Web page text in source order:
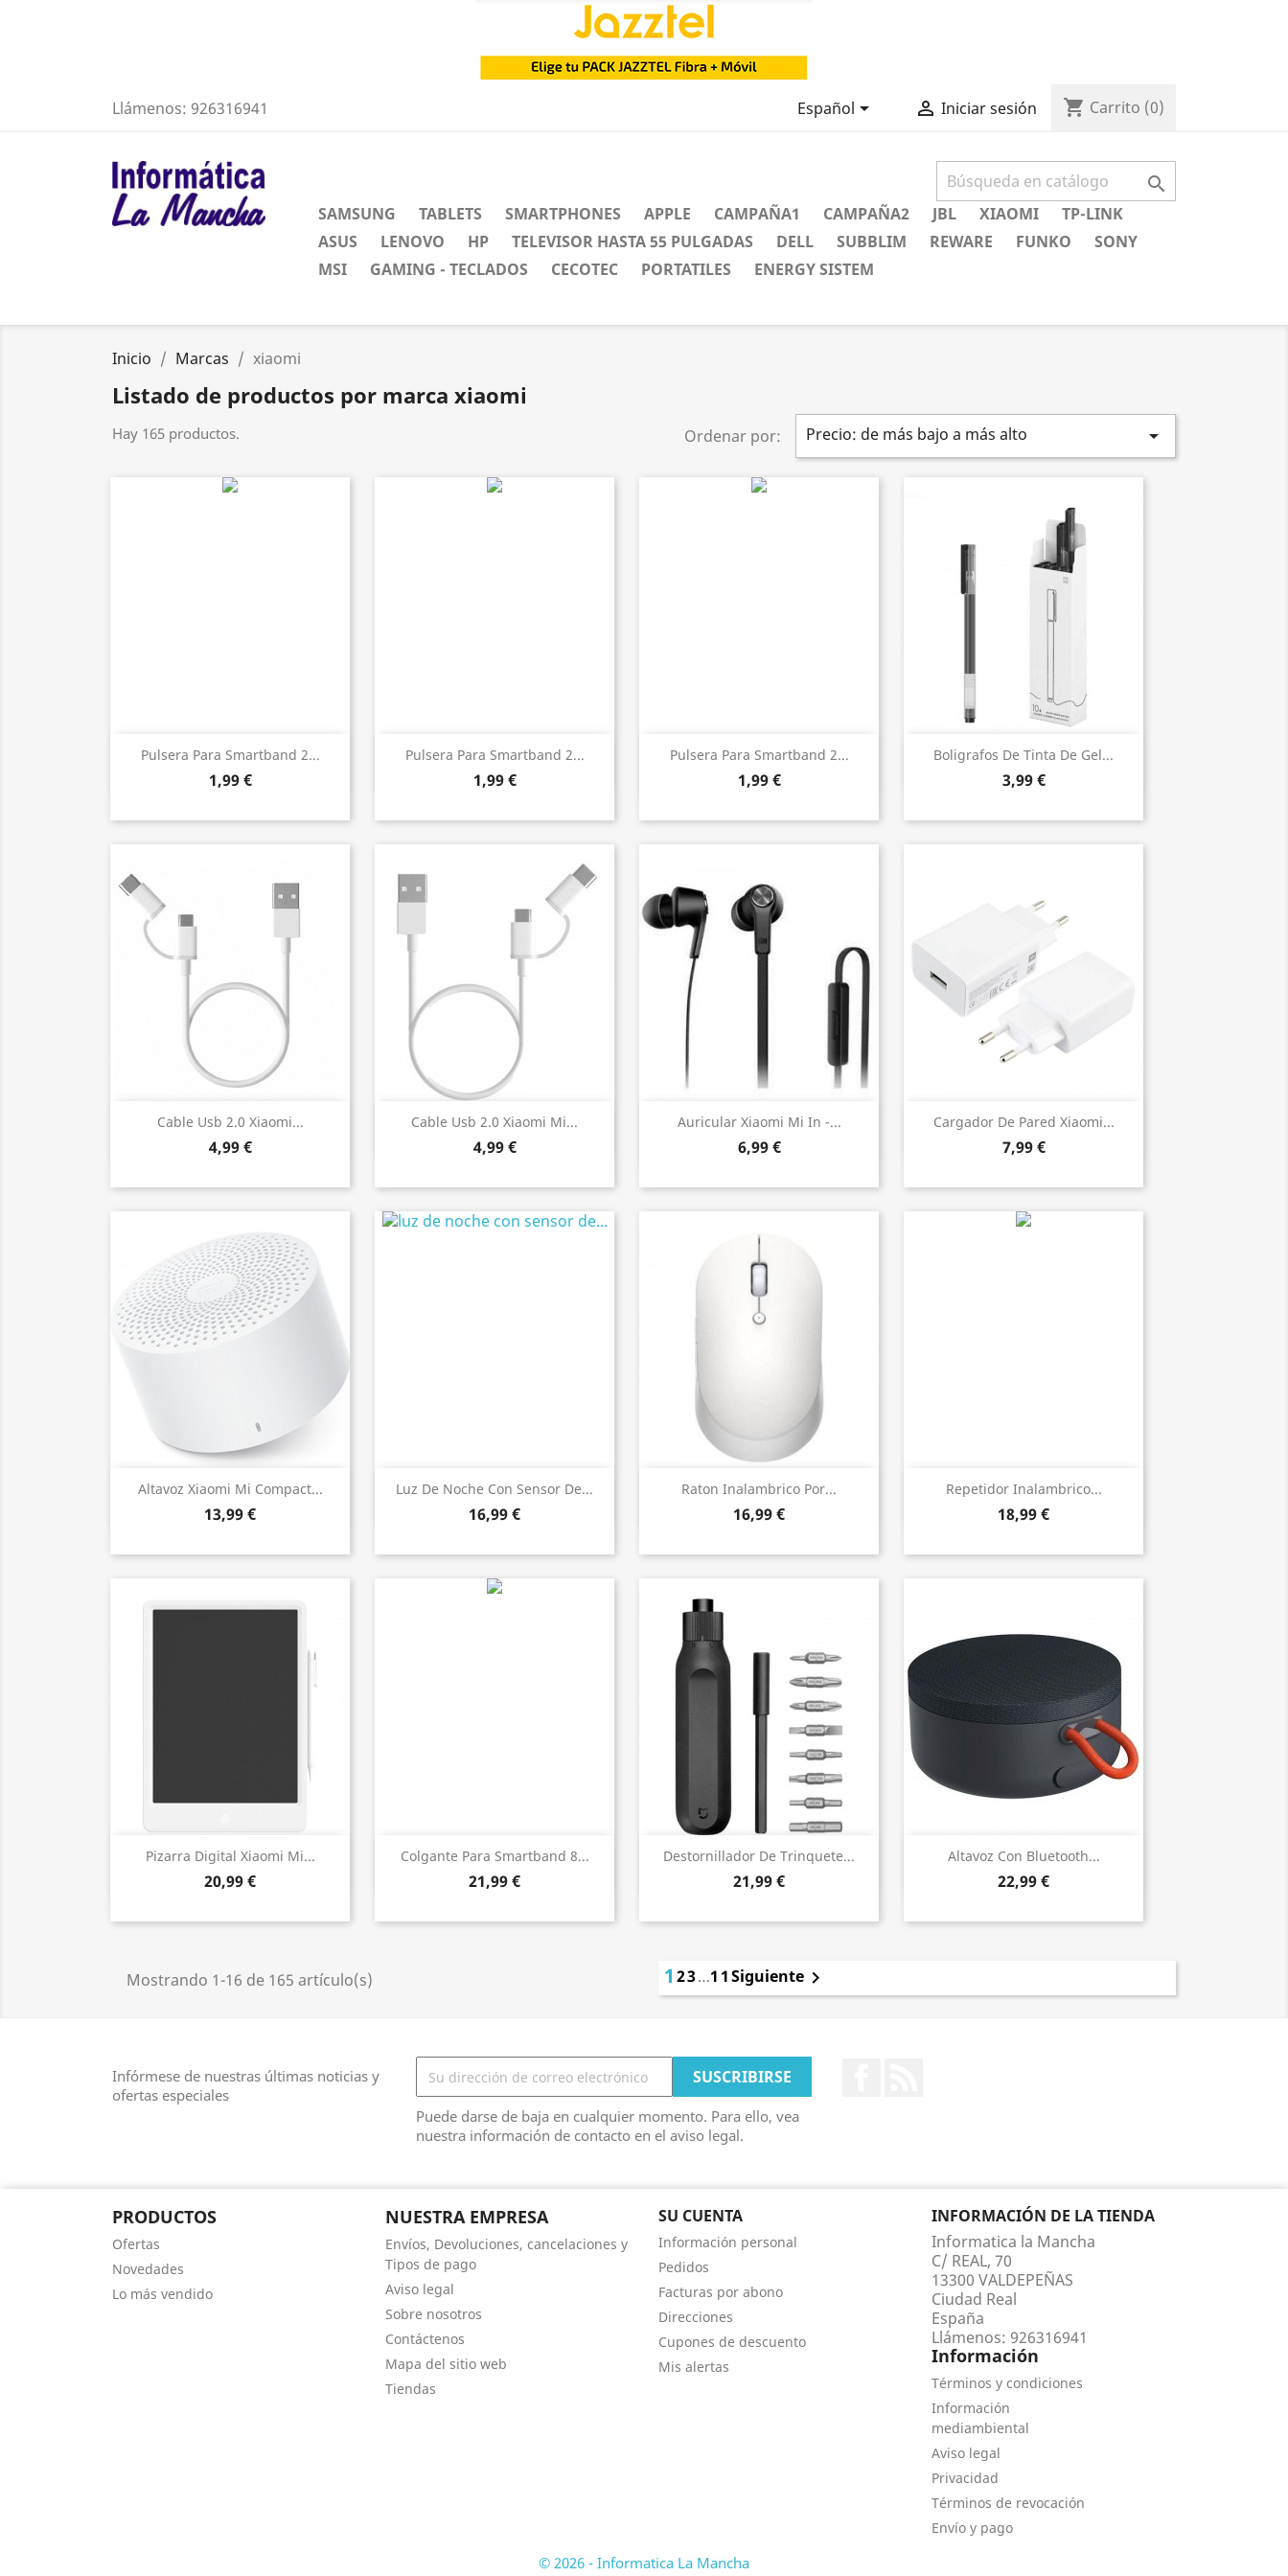
Llámenos: 926316941 Español  Iniciar sesión shopping_cart Carrito (0)

SAMSUNG TABLETS SMARTPHONES APPLE CAMPAÑA1 CAMPAÑA2 JBL XIAOMI
TP-LINK
ASUS
LENOVO HP TELEVISOR HASTA 55 PULGADAS DELL SUBBLIM REWARE FUNKO
SONY
MSI
GAMING - TECLADOS CECOTEC PORTATILES ENERGY SISTEM
Inicio Marcas xiaomi
Listado de productos por marca xiaomi
Hay 165 productos. Ordenar por: Precio: de más bajo a más alto 
Pulsera Para Smartband 2...
1,99 €
Vista rápida Pulsera Para Smartband 2...
1,99 €
Vista rápida Pulsera Para Smartband 2...
1,99 €
Vista rápida Boligrafos De Tinta De Gel...
3,99 €
Vista rápida
Cable Usb 2.0 Xiaomi...
4,99 €
 Vista rápida Cable Usb 2.0 Xiaomi Mi...
4,99 €
Vista rápida Auricular Xiaomi Mi In -...
6,99 €
Vista rápida Cargador De Pared Xiaomi...
7,99 €
Vista rápida
Altavoz Xiaomi Mi Compact...
13,99 €
Vista rápida Luz De Noche Con Sensor De...
16,99 €
Vista rápida Raton Inalambrico Por...
16,99 €
Vista rápida Repetidor Inalambrico...
18,99 €
Vista rápida
Pizarra Digital Xiaomi Mi...
20,99 €
Vista rápida Colgante Para Smartband 8...
21,99 €
 Vista rápida Destornillador De Trinquete...
21,99 €
Vista rápida Altavoz Con Bluetooth...
22,99 €
Vista rápida
Mostrando 1-16 de 165 artículo(s) 1 23…11Siguiente
Infórmese de nuestras últimas noticias y
ofertas especiales
Puede darse de baja en cualquier momento. Para ello, vea
nuestra información de contacto en el aviso legal.
PRODUCTOS
Ofertas
Novedades
Lo más vendido
NUESTRA EMPRESA
Envíos, Devoluciones, cancelaciones y
Tipos de pago
Aviso legal
Sobre nosotros
Contáctenos
Mapa del sitio web
Tiendas
SU CUENTA
Información personal
Pedidos
Facturas por abono
Direcciones
Cupones de descuento
Mis alertas
INFORMACIÓN DE LA TIENDA
Informatica la Mancha
C/ REAL, 70
13300 VALDEPEÑAS
Ciudad Real
España
Llámenos: 926316941
Información
Términos y condiciones
Información
mediambiental
Aviso legal
Privacidad
Términos de revocación
Envío y pago
© 2026 - Informatica La Mancha